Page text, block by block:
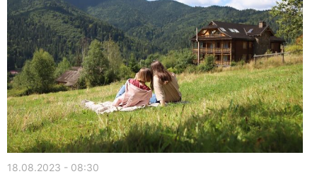
18.08.2023 - 08:30